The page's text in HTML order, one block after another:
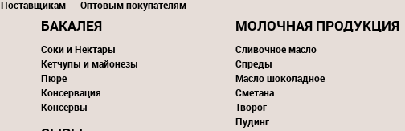
Поставщикам Оптовым покупателям
БАКАЛЕЯ
Соки и Нектары
Кетчупы и майонезы
Пюре
Консервация
Консервы
МОЛОЧНАЯ ПРОДУКЦИЯ
Сливочное масло
Спреды
Масло шоколадное
Сметана
Творог
Пудинг